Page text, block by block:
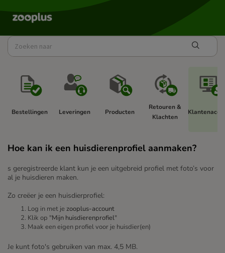
Bestellingen Leveringen Producten
Retouren &
Klachten
Hoe kan ik een huisdierenprofiel aanmaken?
s geregistreerde klant kun je een uitgebreid profiel met foto’s voor
al je huisdieren maken.
Zo creëer je een huisdierprofiel:
Log in met je zooplus-account
Klik op "Mijn huisdierenprofiel"
Maak een eigen profiel voor je huisdier(en)
Je kunt foto's gebruiken van max. 4,5 MB.